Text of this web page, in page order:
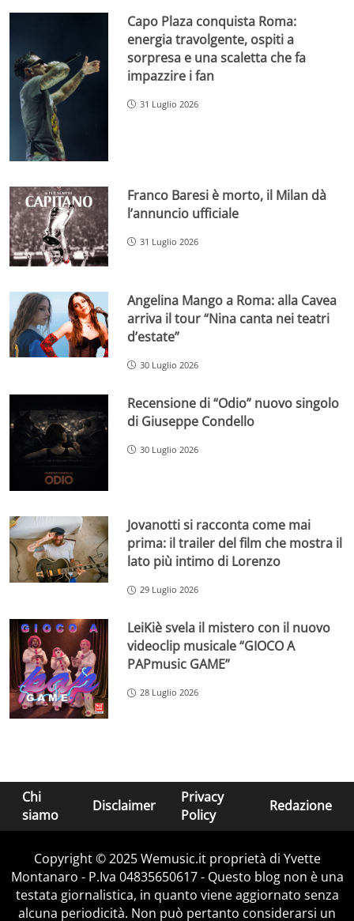
Capo Plaza conquista Roma:
energia travolgente, ospiti a
sorpresa e una scaletta che fa
impazzire i fan
31 Luglio 2026
Franco Baresi è morto, il Milan dà
l’annuncio ufficiale
31 Luglio 2026
Angelina Mango a Roma: alla Cavea
arriva il tour “Nina canta nei teatri
d’estate”
30 Luglio 2026
Recensione di “Odio” nuovo singolo
di Giuseppe Condello
30 Luglio 2026
Jovanotti si racconta come mai
prima: il trailer del film che mostra il
lato più intimo di Lorenzo
29 Luglio 2026
LeiKiè svela il mistero con il nuovo
videoclip musicale “GIOCO A
PAPmusic GAME”
28 Luglio 2026
Chi
siamo
Disclaimer
Privacy
Policy
Redazione
Copyright © 2025 Wemusic.it proprietà di Yvette
Montanaro - P.Iva 04835650617 - Questo blog non è una
testata giornalistica, in quanto viene aggiornato senza
alcuna periodicità. Non può pertanto considerarsi un